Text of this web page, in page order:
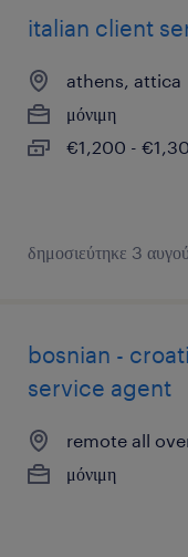
italian client
athens, attica
μόνιμη
€1,200 -
δημοσιεύτηκε 3
bosnian -
service agent
remote all
μόνιμη